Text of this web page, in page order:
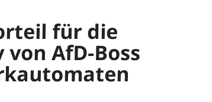
für die
AfD-Boss